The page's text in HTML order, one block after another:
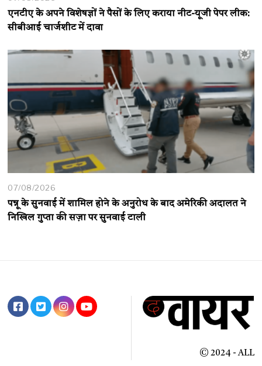
एनटीए के अपने विशेषज्ञों ने पैसों के लिए कराया नीट-यूजी पेपर लीक:
सीबीआई चार्जशीट में दावा
07/08/2026
पन्नू के सुनवाई में शामिल होने के अनुरोध के बाद अमेरिकी अदालत ने
निखिल गुप्ता की सज़ा पर सुनवाई टाली
© 2024 - ALL